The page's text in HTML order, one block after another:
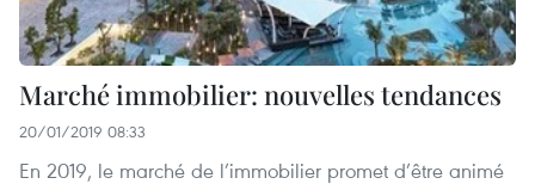
Marché immobilier: nouvelles tendances
20/01/2019 08:33
En 2019, le marché de l’immobilier promet d’être animé